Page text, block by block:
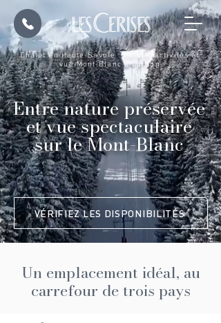
Chalet en Haute-Savoie : nature, activités et
vue Mont-Blanc à Cordon
Entre nature préservée
et vue spectaculaire
sur le Mont-Blanc
VÉRIFIEZ LES DISPONIBILITÉS
Un emplacement idéal, au
carrefour de trois pays